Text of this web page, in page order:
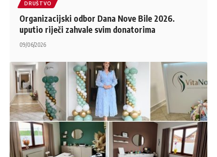
DRUŠTVO
Organizacijski odbor Dana Nove Bile 2026.
uputio riječi zahvale svim donatorima
09/06/2026